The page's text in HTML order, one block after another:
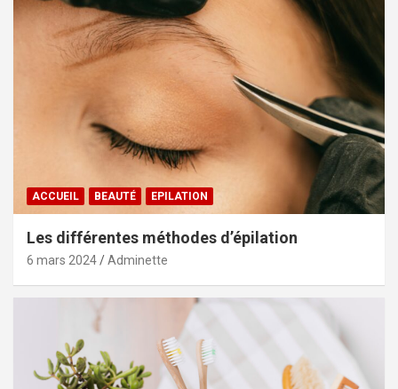
ACCUEIL BEAUTÉ EPILATION
Les différentes méthodes d’épilation
6 mars 2024 Adminette